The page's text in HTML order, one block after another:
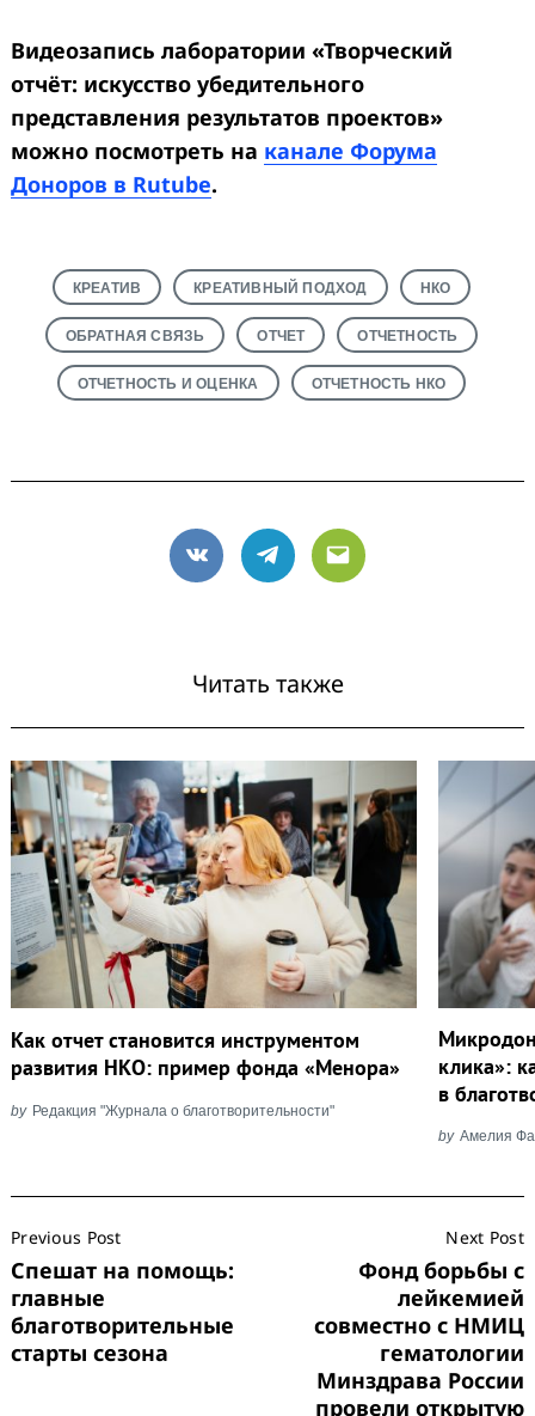
Видеозапись лаборатории «Творческий
отчёт: искусство убедительного
представления результатов проектов»
можно посмотреть на канале Форума
Доноров в Rutube.
КРЕАТИВ КРЕАТИВНЫЙ ПОДХОД НКО
ОБРАТНАЯ СВЯЗЬ ОТЧЕТ ОТЧЕТНОСТЬ
ОТЧЕТНОСТЬ И ОЦЕНКА ОТЧЕТНОСТЬ НКО
VK Telegram
Email
Читать также
Как отчет становится инструментом
развития НКО: пример фонда «Менора»
by Редакция "Журнала о благотворительности"
клика»:
в
by Амелия
Navigation
Previous Post
Спешат на помощь:
главные
благотворительные
старты сезона
Next Post
Фонд борьбы с
лейкемией
совместно с НМИЦ
гематологии
Минздрава России
провели открытую